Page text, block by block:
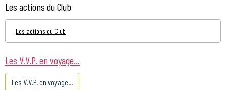
Les actions du Club
Les actions du Club
Les V.V.P. en voyage...
Les V.V.P. en voyage...